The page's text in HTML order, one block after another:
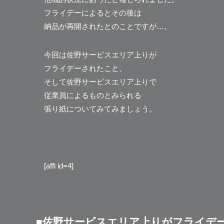
フライデーによるとその後は
納品が再開されたとのことですが…。
今回は佐野サービスエリア上りが
フライデーされたこと、
そして佐野サービスエリア上りで
従業員によるものとみられる
張り紙についてみてみましょう。
[affi id=4]